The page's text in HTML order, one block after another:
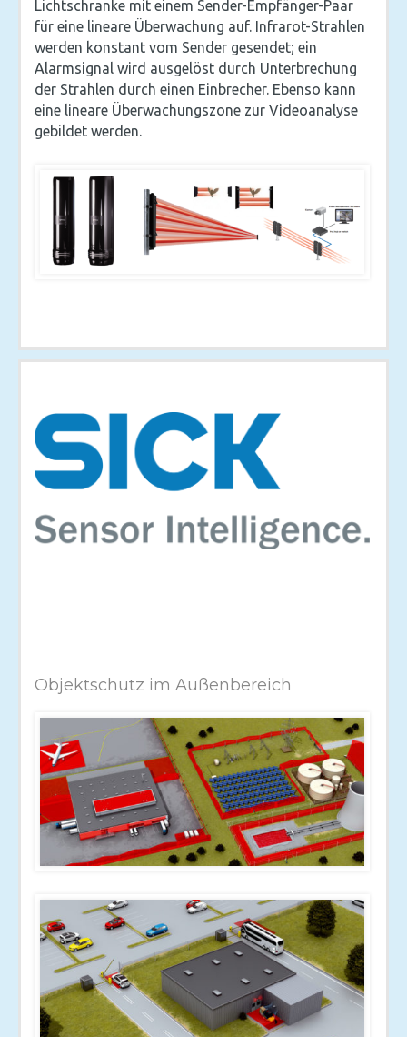
Lichtschranke mit einem Sender-Empfänger-Paar
für eine lineare Überwachung auf. Infrarot-Strahlen
werden konstant vom Sender gesendet; ein
Alarmsignal wird ausgelöst durch Unterbrechung
der Strahlen durch einen Einbrecher. Ebenso kann
eine lineare Überwachungszone zur Videoanalyse
gebildet werden.
Objektschutz im Außenbereich